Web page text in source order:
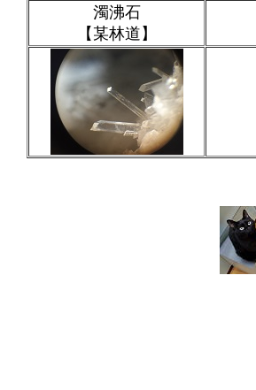
濁沸石
【某林道】